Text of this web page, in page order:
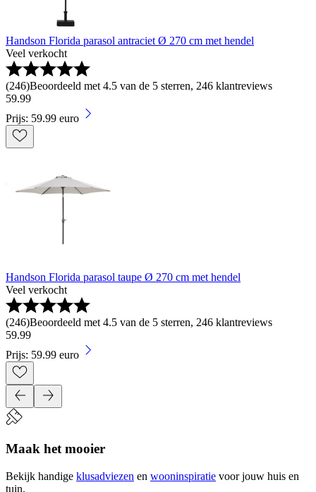
Handson Florida parasol antraciet Ø 270 cm met hendel
Veel verkocht
(246)Beoordeeld met 4.5 van de 5 sterren, 246 klantreviews
59.99
Prijs: 59.99 euro
Handson Florida parasol taupe Ø 270 cm met hendel
Veel verkocht
(246)Beoordeeld met 4.5 van de 5 sterren, 246 klantreviews
59.99
Prijs: 59.99 euro
Maak het mooier
Bekijk handige klusadviezen en wooninspiratie voor jouw huis en
tuin.